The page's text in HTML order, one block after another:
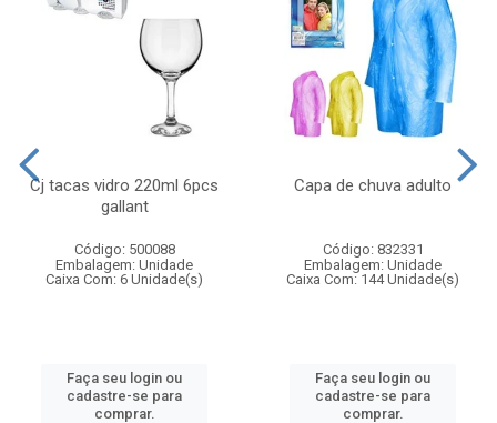
Cj tacas vidro 220ml 6pcs
gallant
Código: 500088
Embalagem: Unidade
Caixa Com: 6 Unidade(s)
Faça seu login ou
cadastre-se para
comprar.
Capa de chuva adulto
Código: 832331
Embalagem: Unidade
Caixa Com: 144 Unidade(s)
Faça seu login ou
cadastre-se para
comprar.